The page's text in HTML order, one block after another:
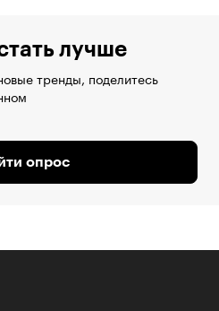
лучше
тренды, поделитесь
опрос